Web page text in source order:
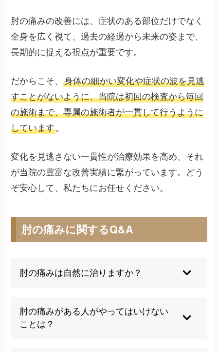
肘の痛みの改善には、症状のある部位だけでなく
全身を広く視て、過去の経過から未来の姿まで、
長期的に捉える視点が重要です。
だからこそ、身体の細かい変化や症状の波を見逃
すことがないように、当院は初回の検査から毎回
の施術まで、専属の施術者が一貫して行うように
しています。
変化を見逃さない一貫性が治療効果を高め、それ
が当院の豊富な改善実績に繋がっています。どう
ぞ安心して、私たちにお任せください。
肘の痛みに関するQ&A
肘の痛みは自然に治りますか？
と生活習慣の改善により6か月から1年程度で自然
治癒することがあります。しかし、症状が慢性化
肘の痛みがある人がやってはいけない
ことは？